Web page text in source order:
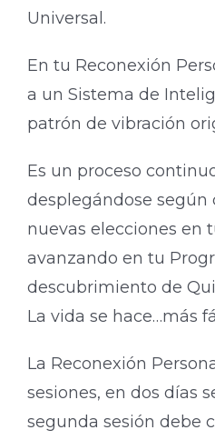
Universal.
En tu Reconexión
a un Sistema de
patrón de vibración
Es un proceso
desplegándose según
nuevas elecciones en
avanzando en tu
descubrimiento de
La vida se hace…más
La Reconexión
sesiones, en dos días
segunda sesión debe